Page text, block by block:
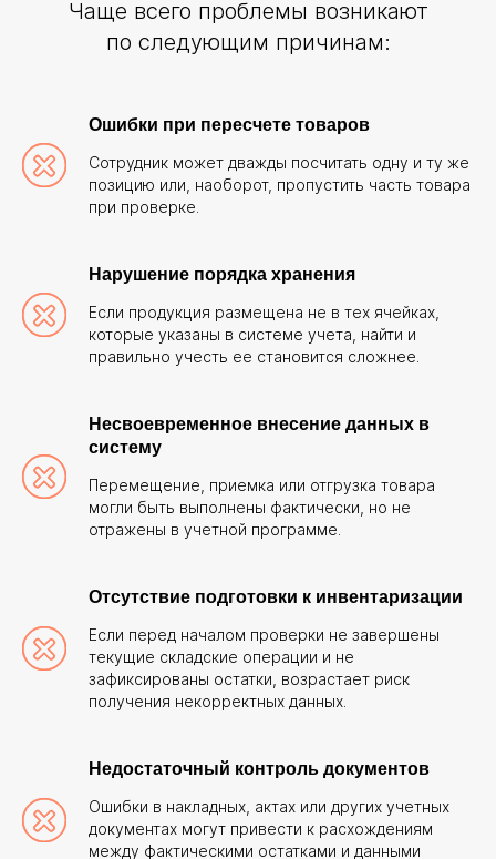
Чаще всего проблемы возникают
по следующим причинам:
Ошибки при пересчете товаров
Сотрудник может дважды посчитать одну и ту же
позицию или, наоборот, пропустить часть товара
при проверке.
Нарушение порядка хранения
Если продукция размещена не в тех ячейках,
которые указаны в системе учета, найти и
правильно учесть ее становится сложнее.
Несвоевременное внесение данных в
систему
Перемещение, приемка или отгрузка товара
могли быть выполнены фактически, но не
отражены в учетной программе.
Отсутствие подготовки к инвентаризации
Если перед началом проверки не завершены
текущие складские операции и не
зафиксированы остатки, возрастает риск
получения некорректных данных.
Недостаточный контроль документов
Ошибки в накладных, актах или других учетных
документах могут привести к расхождениям
между фактическими остатками и данными